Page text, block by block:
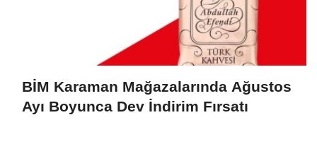
BİM Karaman Mağazalarında Ağustos
Ayı Boyunca Dev İndirim Fırsatı